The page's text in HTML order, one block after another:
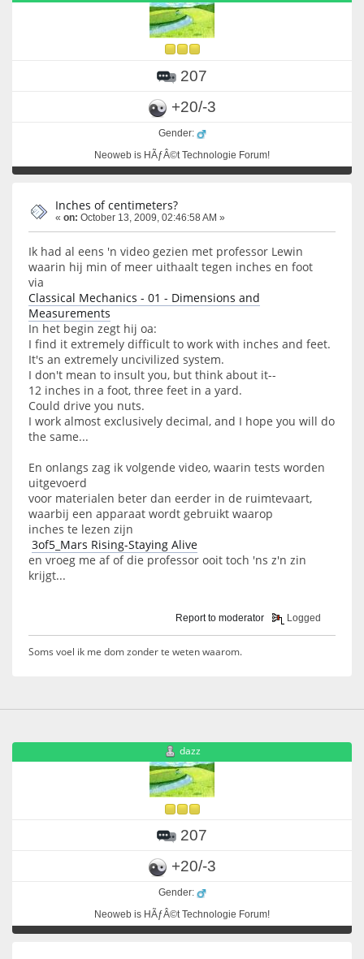
207
+20/-3
Gender:
Neoweb is HÃƒÂ©t Technologie Forum!
Inches of centimeters?
« on: October 13, 2009, 02:46:58 AM »
Ik had al eens 'n video gezien met professor Lewin
waarin hij min of meer uithaalt tegen inches en foot
via
Classical Mechanics - 01 - Dimensions and
Measurements
In het begin zegt hij oa:
I find it extremely difficult to work with inches and feet.
It's an extremely uncivilized system.
I don't mean to insult you, but think about it--
12 inches in a foot, three feet in a yard.
Could drive you nuts.
I work almost exclusively decimal, and I hope you will do
the same...
En onlangs zag ik volgende video, waarin tests worden
uitgevoerd
voor materialen beter dan eerder in de ruimtevaart,
waarbij een apparaat wordt gebruikt waarop
inches te lezen zijn
3of5_Mars Rising-Staying Alive
en vroeg me af of die professor ooit toch 'ns z'n zin
krijgt...
Report to moderator Logged
Soms voel ik me dom zonder te weten waarom.
dazz
207
+20/-3
Gender:
Neoweb is HÃƒÂ©t Technologie Forum!